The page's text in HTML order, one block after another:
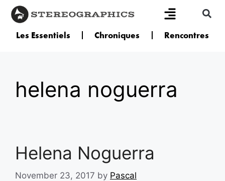
Les Essentiels Chroniques Rencontres
helena noguerra
Helena Noguerra
November 23, 2017 by Pascal